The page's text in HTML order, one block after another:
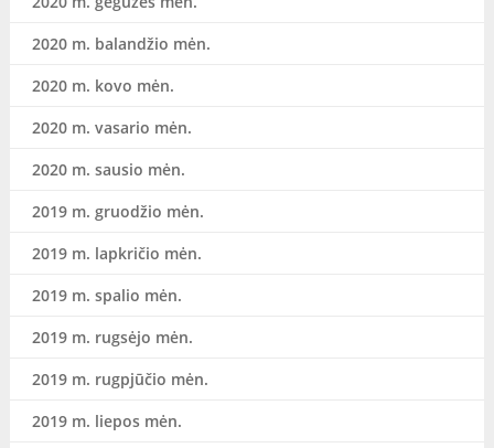
2020 m. balandžio mėn.
2020 m. kovo mėn.
2020 m. vasario mėn.
2020 m. sausio mėn.
2019 m. gruodžio mėn.
2019 m. lapkričio mėn.
2019 m. spalio mėn.
2019 m. rugsėjo mėn.
2019 m. rugpjūčio mėn.
2019 m. liepos mėn.